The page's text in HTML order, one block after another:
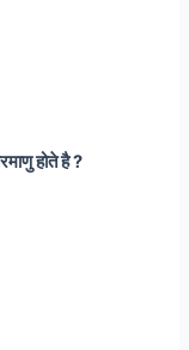
होते है ?